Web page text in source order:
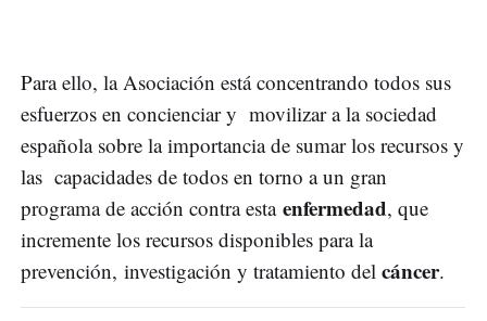
Para ello, la Asociación está concentrando todos sus
esfuerzos en concienciar y movilizar a la sociedad
española sobre la importancia de sumar los recursos y
las capacidades de todos en torno a un gran
programa de acción contra esta enfermedad, que
incremente los recursos disponibles para la
prevención, investigación y tratamiento del cáncer.